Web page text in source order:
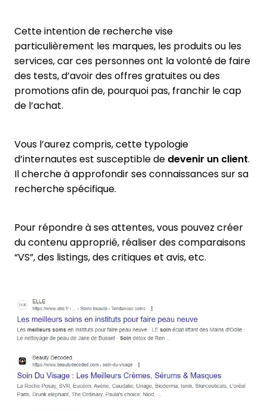
Cette intention de recherche vise
particulièrement les marques, les produits ou les
services, car ces personnes ont la volonté de faire
des tests, d’avoir des offres gratuites ou des
promotions afin de, pourquoi pas, franchir le cap
de l’achat.
Vous l’aurez compris, cette typologie
d’internautes est susceptible de devenir un client.
Il cherche à approfondir ses connaissances sur sa
recherche spécifique.
Pour répondre à ses attentes, vous pouvez créer
du contenu approprié, réaliser des comparaisons
“VS”, des listings, des critiques et avis, etc.